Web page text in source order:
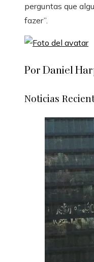
perguntas que
fazer”.
Por Daniel
Noticias